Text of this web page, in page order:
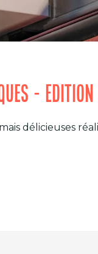
-
délicieuses